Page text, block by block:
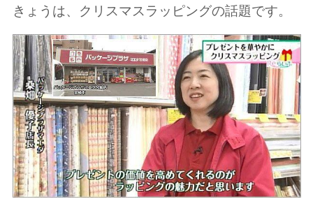
きょうは、クリスマスラッピングの話題です。